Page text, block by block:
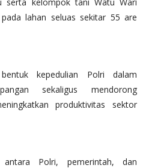
lahan seluas sekitar 55 are
kepedulian Polri dalam
sekaligus mendorong
produktivitas sektor
Polri, pemerintah, dan